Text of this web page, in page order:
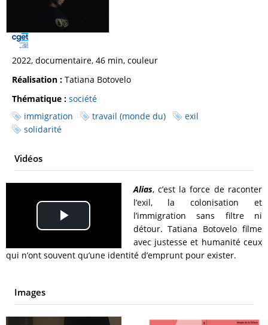
2022, documentaire, 46 min, couleur
Réalisation : Tatiana Botovelo
Thématique : société
immigration
travail (monde du)
exil
solidarité
Vidéos
Play
Video
Alias, c’est la force de raconter
l’exil, la colonisation et
l’immigration sans filtre ni
détour. Tatiana Botovelo filme
avec justesse et humanité ceux
qui n’ont souvent qu’une identité d’emprunt pour exister.
Images